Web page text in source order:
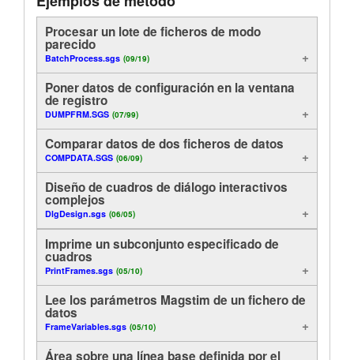
Descargas
Tutorials
Soporte
Distribuidores
Visualización
Funciones útiles
Control
Ejemplos de método
Procesar un lote de ficheros de modo
parecido
BatchProcess.sgs (09/19)
Poner datos de configuración en la ventana
de registro
DUMPFRM.SGS (07/99)
Comparar datos de dos ficheros de datos
COMPDATA.SGS (06/09)
Diseño de cuadros de diálogo interactivos
complejos
DlgDesign.sgs (06/05)
Imprime un subconjunto especificado de
cuadros
PrintFrames.sgs (05/10)
Lee los parámetros Magstim de un fichero de
datos
FrameVariables.sgs (05/10)
Área sobre una línea base definida por el